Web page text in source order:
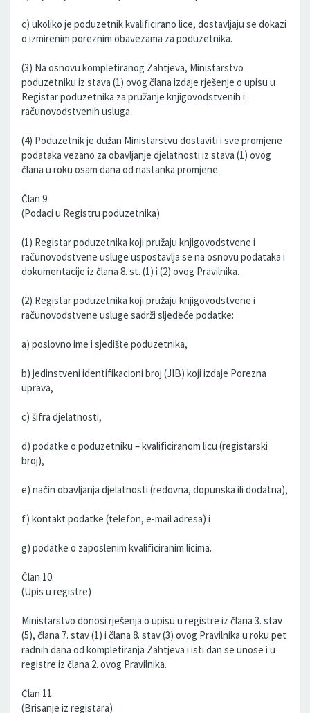
c) ukoliko je poduzetnik kvalificirano lice, dostavljaju se dokazi
o izmirenim poreznim obavezama za poduzetnika.
(3) Na osnovu kompletiranog Zahtjeva, Ministarstvo
poduzetniku iz stava (1) ovog člana izdaje rješenje o upisu u
Registar poduzetnika za pružanje knjigovodstvenih i
računovodstvenih usluga.
(4) Poduzetnik je dužan Ministarstvu dostaviti i sve promjene
podataka vezano za obavljanje djelatnosti iz stava (1) ovog
člana u roku osam dana od nastanka promjene.
Član 9.
(Podaci u Registru poduzetnika)
(1) Registar poduzetnika koji pružaju knjigovodstvene i
računovodstvene usluge uspostavlja se na osnovu podataka i
dokumentacije iz člana 8. st. (1) i (2) ovog Pravilnika.
(2) Registar poduzetnika koji pružaju knjigovodstvene i
računovodstvene usluge sadrži sljedeće podatke:
a) poslovno ime i sjedište poduzetnika,
b) jedinstveni identifikacioni broj (JIB) koji izdaje Porezna
uprava,
c) šifra djelatnosti,
d) podatke o poduzetniku – kvalificiranom licu (registarski
broj),
e) način obavljanja djelatnosti (redovna, dopunska ili dodatna),
f) kontakt podatke (telefon, e-mail adresa) i
g) podatke o zaposlenim kvalificiranim licima.
Član 10.
(Upis u registre)
Ministarstvo donosi rješenja o upisu u registre iz člana 3. stav
(5), člana 7. stav (1) i člana 8. stav (3) ovog Pravilnika u roku pet
radnih dana od kompletiranja Zahtjeva i isti dan se unose i u
registre iz člana 2. ovog Pravilnika.
Član 11.
(Brisanje iz registara)